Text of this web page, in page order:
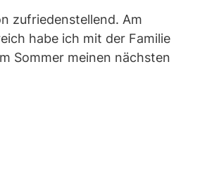
zufriedenstellend. Am
habe ich mit der Familie
Sommer meinen nächsten